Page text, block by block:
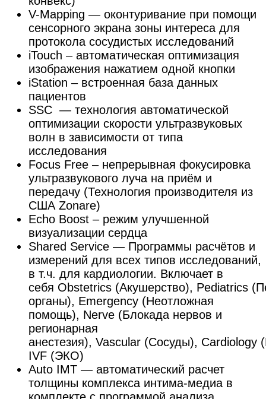
V-Mapping — оконтуривание при помощи
сенсорного экрана зоны интереса для
протокола сосудистых исследований
iTouch – автоматическая оптимизация
изображения нажатием одной кнопки
iStation – встроенная база данных
пациентов
SSC — технология автоматической
оптимизации скорости ультразвуковых
волн в зависимости от типа
исследования
Focus Free – непрерывная фокусировка
ультразвукового луча на приём и
передачу (Технология производителя из
США Zonare)
Echo Boost – режим улучшенной
визуализации сердца
Shared Service — Программы расчётов и
измерений для всех типов исследований,
в т.ч. для кардиологии. Включает в
себя Obstetrics (Акушерство), Pediatrics
органы), Emergency (Неотложная
помощь), Nerve (Блокада нервов и
регионарная
анестезия), Vascular (Сосуды), Cardiology
IVF (ЭКО)
Auto IMT — автоматический расчет
толщины комплекса интима-медиа в